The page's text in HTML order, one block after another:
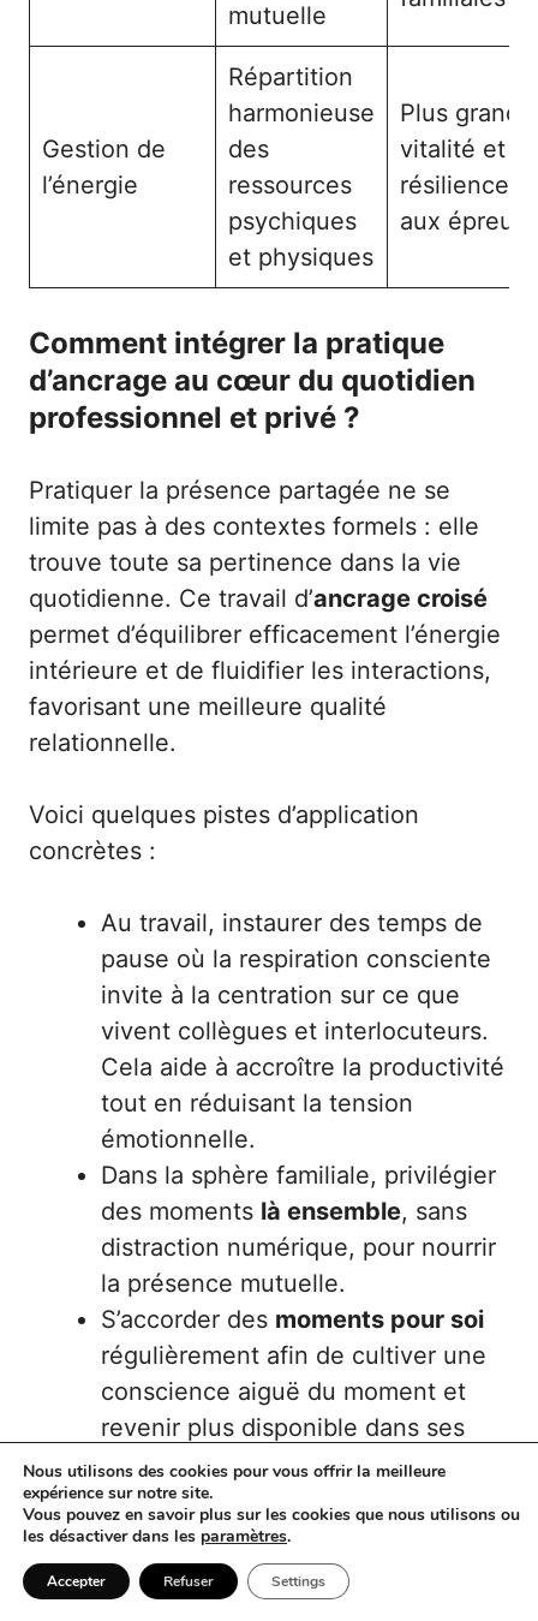
mutuelle
Gestion de
l’énergie
Répartition
harmonieuse
des
ressources
psychiques
et physiques
Plus grande
vitalité et
résilience
aux
Comment intégrer la pratique
d’ancrage au cœur du quotidien
professionnel et privé ?
Pratiquer la présence partagée ne se
limite pas à des contextes formels : elle
trouve toute sa pertinence dans la vie
quotidienne. Ce travail d’ancrage croisé
permet d’équilibrer efficacement l’énergie
intérieure et de fluidifier les interactions,
favorisant une meilleure qualité
relationnelle.
Voici quelques pistes d’application
concrètes :
Au travail, instaurer des temps de
pause où la respiration consciente
invite à la centration sur ce que
vivent collègues et interlocuteurs.
Cela aide à accroître la productivité
tout en réduisant la tension
émotionnelle.
Dans la sphère familiale, privilégier
des moments là ensemble, sans
distraction numérique, pour nourrir
la présence mutuelle.
S’accorder des moments pour soi
régulièrement afin de cultiver une
conscience aiguë du moment et
revenir plus disponible dans ses
échanges.
S’engager dans des activités
favorisant l’ancrage croisé
la marche lente ou des exercices
simples à domicile (découvrez des
Nous utilisons des cookies pour vous offrir la meilleure
expérience sur notre site.
Vous pouvez en savoir plus sur les cookies que nous utilisons ou
les désactiver dans les paramètres.
Accepter Refuser Settings